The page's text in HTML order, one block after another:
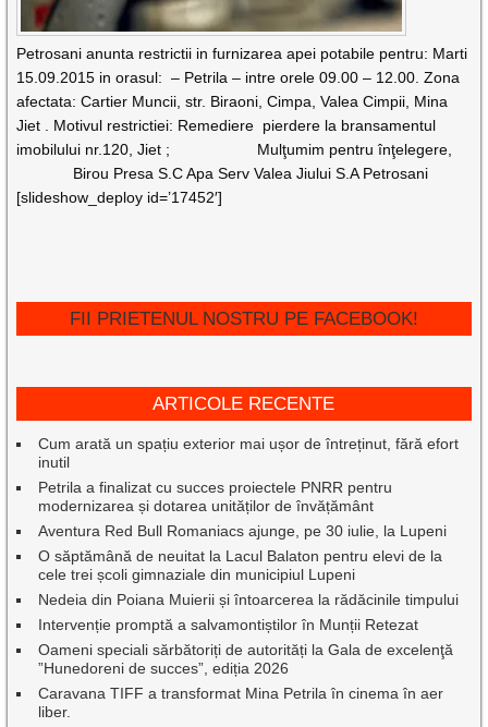
Petrosani anunta restrictii in furnizarea apei potabile pentru: Marti
15.09.2015 in orasul: – Petrila – intre orele 09.00 – 12.00. Zona
afectata: Cartier Muncii, str. Biraoni, Cimpa, Valea Cimpii, Mina
Jiet . Motivul restrictiei: Remediere pierdere la bransamentul
imobilului nr.120, Jiet ; Mulţumim pentru înţelegere,
Birou Presa S.C Apa Serv Valea Jiului S.A Petrosani
[slideshow_deploy id=’17452′]
FII PRIETENUL NOSTRU PE FACEBOOK!
ARTICOLE RECENTE
Cum arată un spațiu exterior mai ușor de întreținut, fără efort
inutil
Petrila a finalizat cu succes proiectele PNRR pentru
modernizarea și dotarea unităților de învățământ
Aventura Red Bull Romaniacs ajunge, pe 30 iulie, la Lupeni
O săptămână de neuitat la Lacul Balaton pentru elevi de la
cele trei școli gimnaziale din municipiul Lupeni
Nedeia din Poiana Muierii și întoarcerea la rădăcinile timpului
Intervenție promptă a salvamontiștilor în Munții Retezat
Oameni speciali sărbătoriți de autorități la Gala de excelenţă
”Hunedoreni de succes”, ediția 2026
Caravana TIFF a transformat Mina Petrila în cinema în aer
liber.